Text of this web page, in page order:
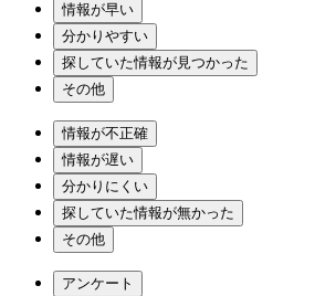
情報が早い
分かりやすい
探していた情報が見つかった
その他
情報が不正確
情報が遅い
分かりにくい
探していた情報が無かった
その他
アンケート